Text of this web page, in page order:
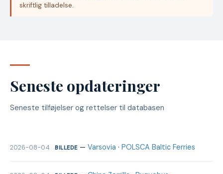
skriftlig tilladelse.
Seneste opdateringer
Seneste tilføjelser og rettelser til databasen
2026-08-04 BILLEDE— Varsovia · POLSCA Baltic Ferries